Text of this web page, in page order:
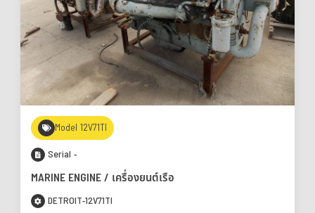
Model 12V71TI
Serial -
MARINE ENGINE ​/ เครื่องยนต์เรือ
DETROIT-12V71TI